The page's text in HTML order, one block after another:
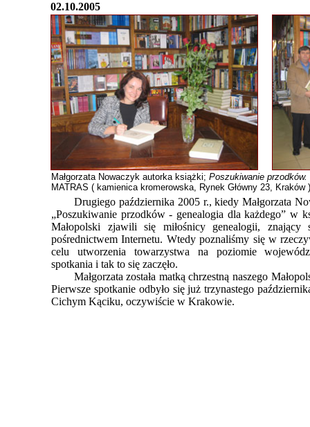
Małgorzata Nowaczyk autorka książki;Poszukiwanie
MATRAS ( kamienica kromerowska, Rynek Główny 23, Kraków
02.10.2005
Drugiego października 2005 r., kiedy Małgorzata
„Poszukiwanie przodków - genealogia dla każdego” w
Małopolski zjawili się miłośnicy genealogii,
pośrednictwem Internetu. Wtedy poznaliśmy się w
celu utworzenia towarzystwa na poziomie
spotkania i tak to się zaczęło.
Małgorzata została matką chrzestną naszego
Pierwsze spotkanie odbyło się już trzynastego
Cichym Kąciku, oczywiście w Krakowie.